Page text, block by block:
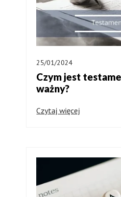
25/01/2024
Czym jest
ważny?
Czytaj więcej